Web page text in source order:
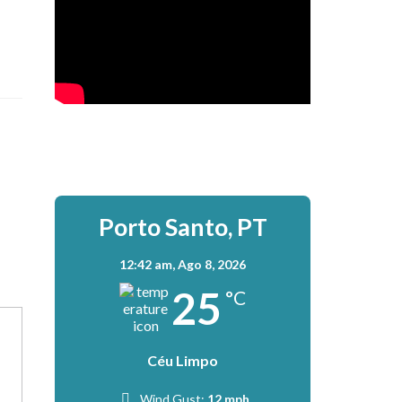
Porto Santo, PT
12:42 am,Ago 8, 2026
25 °C
Céu Limpo
Wind Gust: 12 mph